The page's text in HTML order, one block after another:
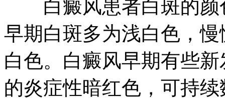
白癜风患者白斑的颜
早期白斑多为浅白色，
白色。白癜风早期有些
的炎症性暗红色，可持